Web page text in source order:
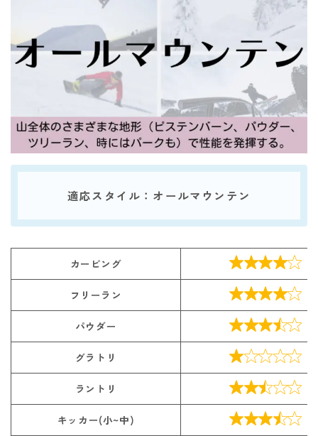
適応スタイル：オールマウンテン
カービング 
フリーラン 
パウダー 
グラトリ 
ラントリ 
キッカー(小~中) 